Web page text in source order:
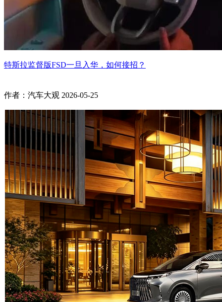
特斯拉监督版FSD一旦入华，如何接招？
作者：汽车大观 2026-05-25